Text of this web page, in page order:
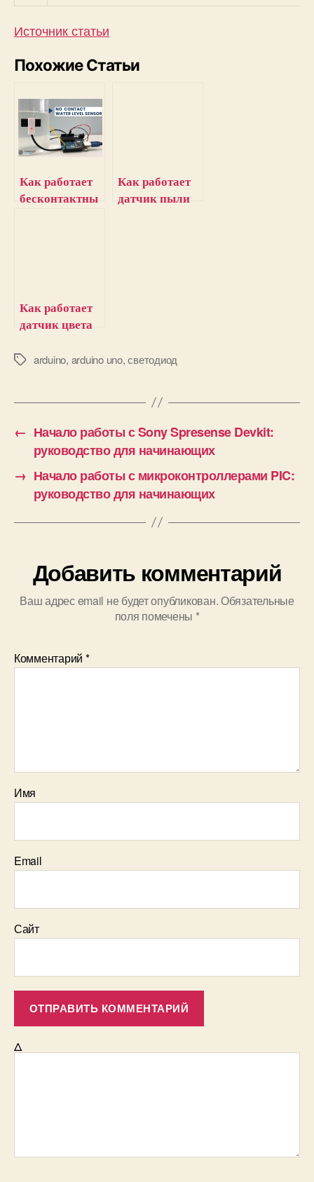
Источник статьи
Похожие Статьи
Как работает
бесконтактны
его к Arduino
Как работает
датчик пыли
Как работает
датчик цвета
его
М
к
arduino, arduino uno,светодиод
← Начало работы с Sony Spresense Devkit:
руководство для начинающих
→ Начало работы с микроконтроллерами PIC:
руководство для начинающих
Добавить комментарий
Ваш адрес email не будет опубликован.Обязательные
поля помечены *
Комментарий *
Имя
Email
Сайт
Δ